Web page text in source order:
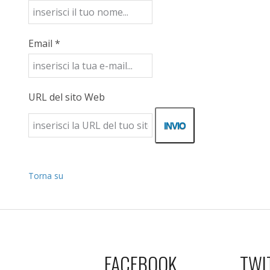
Email *
URL del sito Web
Torna su
FACEBOOK